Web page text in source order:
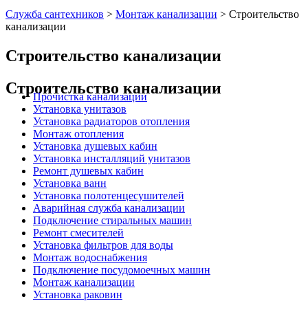
Служба сантехников > Монтаж канализации > Строительство
канализации
Строительство канализации
Строительство канализации
Прочистка канализации
Установка унитазов
Установка радиаторов отопления
Монтаж отопления
Установка душевых кабин
Установка инсталляций унитазов
Ремонт душевых кабин
Установка ванн
Установка полотенцесушителей
Аварийная служба канализации
Подключение стиральных машин
Ремонт смесителей
Установка фильтров для воды
Монтаж водоснабжения
Подключение посудомоечных машин
Монтаж канализации
Установка раковин